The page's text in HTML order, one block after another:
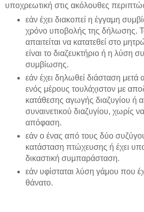
υποχρεωτική στις ακόλουθες
εάν έχει διακοπεί η έγγαμη
χρόνο υποβολής της δήλωσης.
απαιτείται να κατατεθεί στο
είναι το διαζευκτήριο ή η λύση
συμβίωσης.
εάν έχει δηλωθεί διάσταση μετά
ενός μέρους τουλάχιστον με
κατάθεσης αγωγής διαζυγίου ή
συναινετικού διαζυγίου, χωρίς
απόφαση.
εάν ο ένας από τους δύο
κατάσταση πτώχευσης ή έχει
δικαστική συμπαράσταση.
εάν υφίσταται λύση γάμου που
θάνατο.